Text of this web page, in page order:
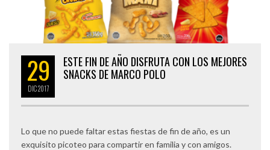
29
DIC2017
ESTE FIN DE AÑO DISFRUTA CON LOS MEJORES
SNACKS DE MARCO POLO
Lo que no puede faltar estas fiestas de fin de año, es un
exquisito picoteo para compartir en familia y con amigos.